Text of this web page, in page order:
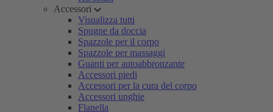
Accessori
Visualizza tutti
Spugne da doccia
Spazzole per il corpo
Spazzole per massaggi
Guanti per autoabbronzante
Accessori piedi
Accessori per la cura del corpo
Accessori unghie
Flanella